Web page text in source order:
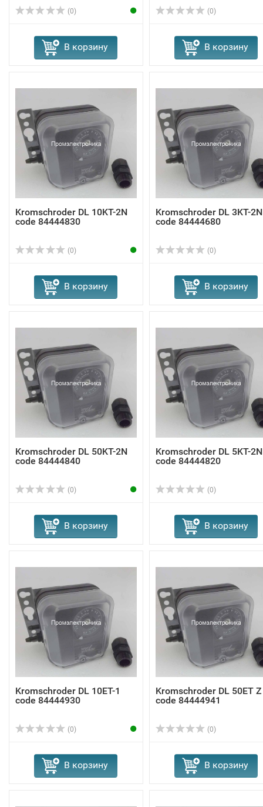
(0)
В корзину
(0)
В корзину
Kromschroder DL 10KT-2N
code 84444830
(0)
В корзину
Kromschroder DL 3KT-2N
code 84444680
(0)
В корзину
Kromschroder DL 50KT-2N
code 84444840
(0)
В корзину
Kromschroder DL 5KT-2N
code 84444820
(0)
В корзину
Kromschroder DL 10ET-1
code 84444930
(0)
В корзину
Kromschroder DL 50ET Z
code 84444941
(0)
В корзину